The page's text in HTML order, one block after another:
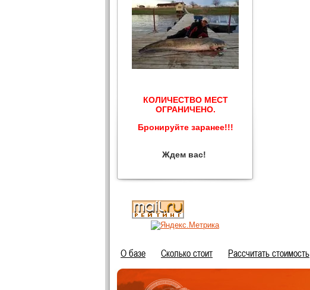
КОЛИЧЕСТВО МЕСТ
ОГРАНИЧЕНО.
Бронируйте заранее!!!
Ждем вас!
О базе Сколько стоит Расcчитать стоимость